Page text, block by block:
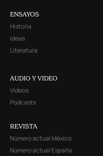
ENSAYOS
Historia
Ideas
Literatura
AUDIO Y VIDEO
Videos
Podcasts
REVISTA
Número actual México
Número actual España